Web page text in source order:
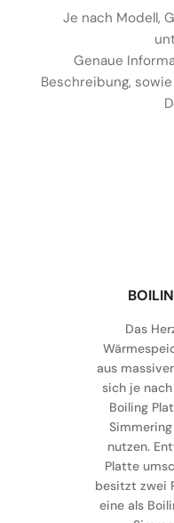
Je nach Modell,
Genaue
Beschreibung,
Das
aus
sich je
Boiling
nutzen.
Platte
besitzt zwei
eine als